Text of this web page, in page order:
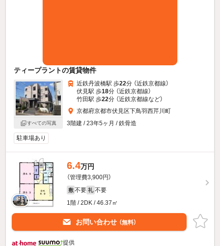
ティープラントの賃貸物件
すべての写真
近鉄丹波橋駅 歩22分 （近鉄京都線）
伏見駅 歩18分 （近鉄京都線）
竹田駅 歩22分 （近鉄京都線など）
京都府京都市伏見区下鳥羽西芹川町
3階建 / 23年5ヶ月 / 鉄骨造
駐車場あり
6.4万円
（管理費3,900円）
敷 不要 礼 不要
1階 / 2DK / 46.37㎡
お問い合わせ （無料）
提供